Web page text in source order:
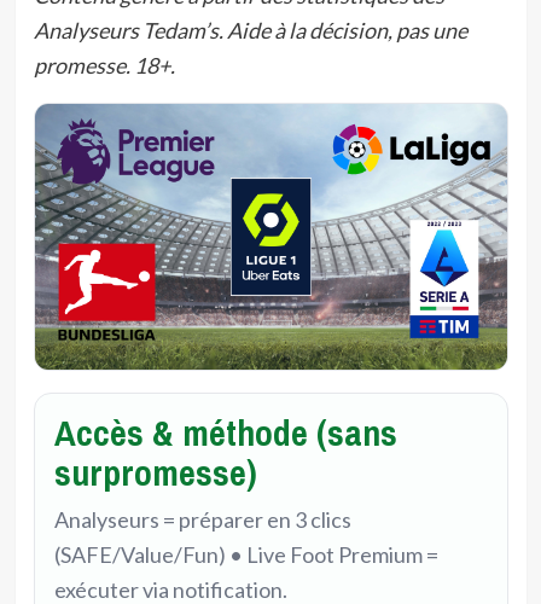
Analyseurs Tedam’s. Aide à la décision, pas une
promesse. 18+.
Accès & méthode (sans
surpromesse)
Analyseurs = préparer en 3 clics
(SAFE/Value/Fun) • Live Foot Premium =
exécuter via notification.